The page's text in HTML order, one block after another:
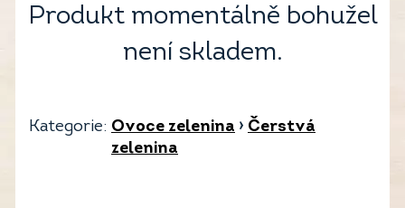
Produkt momentálně bohužel
není skladem.
Kategorie: Ovoce zelenina › Čerstvá
zelenina